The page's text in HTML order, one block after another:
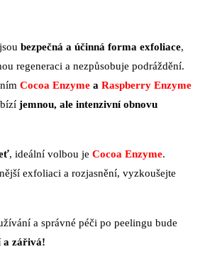
bezpečná a účinná forma exfoliace,
regeneraci a nezpůsobuje podráždění.
Cocoa Enzyme a Raspberry Enzyme
jemnou, ale intenzivní obnovu
, ideální volbou je Cocoa Enzyme.
exfoliaci a rozjasnění, vyzkoušejte
a správné péči po peelingu bude
a zářivá!